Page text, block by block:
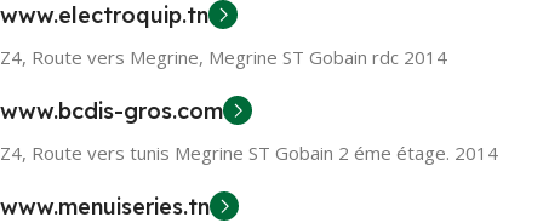
www.electroquip.tn
Z4, Route vers Megrine, Megrine ST Gobain rdc 2014
www.bcdis-gros.com
Z4, Route vers tunis Megrine ST Gobain 2 éme étage. 2014
www.menuiseries.tn